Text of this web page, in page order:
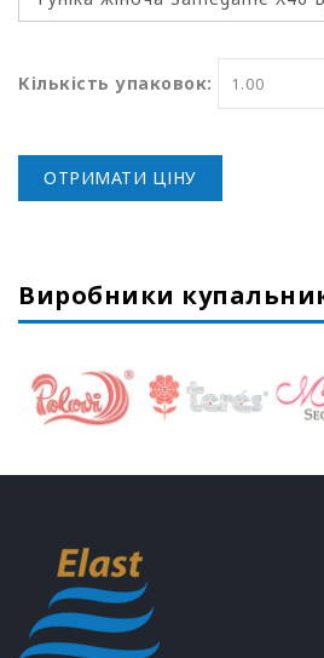
Кількість упаковок:
ОТРИМАТИ ЦІНУ
Виробники